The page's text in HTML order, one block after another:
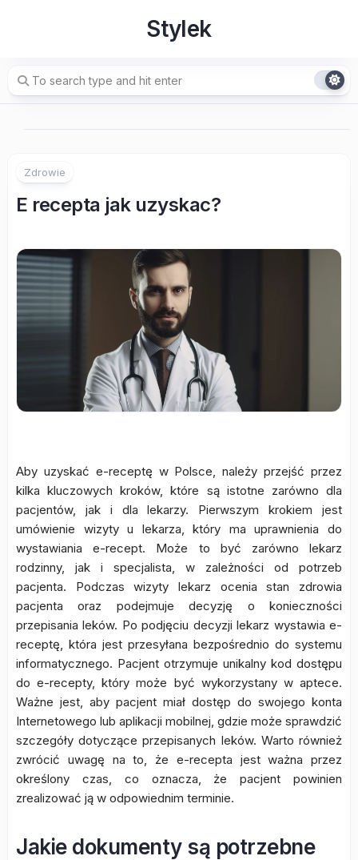
Stylek
Zdrowie
E recepta jak uzyskac?
Aby uzyskać e-receptę w Polsce, należy przejść przez
kilka kluczowych kroków, które są istotne zarówno dla
pacjentów, jak i dla lekarzy. Pierwszym krokiem jest
umówienie wizyty u lekarza, który ma uprawnienia do
wystawiania e-recept. Może to być zarówno lekarz
rodzinny, jak i specjalista, w zależności od potrzeb
pacjenta. Podczas wizyty lekarz ocenia stan zdrowia
pacjenta oraz podejmuje decyzję o konieczności
przepisania leków. Po podjęciu decyzji lekarz wystawia e-
receptę, która jest przesyłana bezpośrednio do systemu
informatycznego. Pacjent otrzymuje unikalny kod dostępu
do e-recepty, który może być wykorzystany w aptece.
Ważne jest, aby pacjent miał dostęp do swojego konta
Internetowego lub aplikacji mobilnej, gdzie może sprawdzić
szczegóły dotyczące przepisanych leków. Warto również
zwrócić uwagę na to, że e-recepta jest ważna przez
określony czas, co oznacza, że pacjent powinien
zrealizować ją w odpowiednim terminie.
Jakie dokumenty są potrzebne